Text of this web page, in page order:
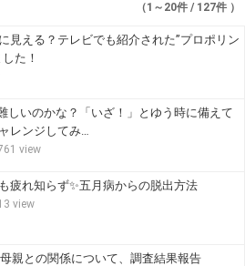
（1～20件 / 127件 ）
見える？テレビでも紹介された”プロポリン
た！
しいのかな？「いざ！」とゆう時に備えて
レンジしてみ…
view
疲れ知らず✨五月病からの脱出方法
view
親との関係について、調査結果報告